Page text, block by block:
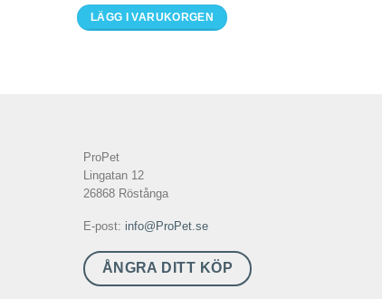
LÄGG I VARUKORGEN
ProPet
Lingatan 12
26868 Röstånga
E-post: info@ProPet.se
ÅNGRA DITT KÖP